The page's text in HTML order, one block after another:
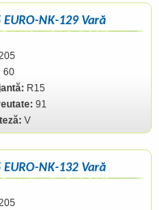
NK-129 Vară
60
R15
91
V
NK-132 Vară